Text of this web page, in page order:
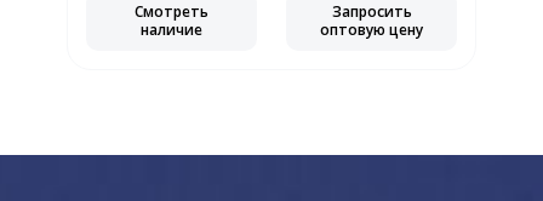
Смотреть
наличие
Запросить
оптовую цену